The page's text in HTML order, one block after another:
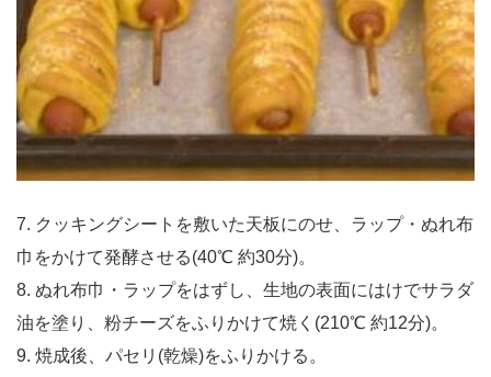
7. クッキングシートを敷いた天板にのせ、ラップ・ぬれ布
巾をかけて発酵させる(40℃ 約30分)。
8. ぬれ布巾・ラップをはずし、生地の表面にはけでサラダ
油を塗り、粉チーズをふりかけて焼く(210℃ 約12分)。
9. 焼成後、パセリ(乾燥)をふりかける。